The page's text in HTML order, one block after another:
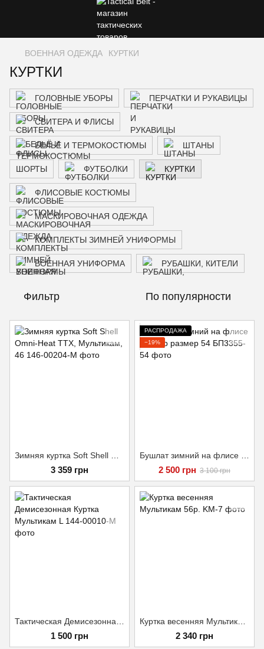
ВОЕННАЯ ОДЕЖДА КУРТКИ
КУРТКИ
ГОЛОВНЫЕ УБОРЫ ПЕРЧАТКИ И РУКАВИЦЫ
СВИТЕРА И ФЛИСЫ
БЕЛЬЁ И ТЕРМОКОСТЮМЫ ШТАНЫ
ШОРТЫ ФУТБОЛКИ КУРТКИ
ФЛИСОВЫЕ КОСТЮМЫ
МАСКИРОВОЧНАЯ ОДЕЖДА
КОМПЛЕКТЫ ЗИМНЕЙ УНИФОРМЫ
ВОЕННАЯ УНИФОРМА РУБАШКИ, КИТЕЛИ
Фильтр По популярности
3 359 грн
РАСПРОДАЖА
−19%
2 500 грн 3 100 грн
1 500 грн 2 340 грн